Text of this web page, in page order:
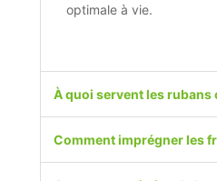
optimale à vie.
À quoi servent les rubans
Comment imprégner les